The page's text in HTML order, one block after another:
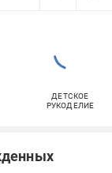
ДЕТСКОЕ
РУКОДЕЛИЕ